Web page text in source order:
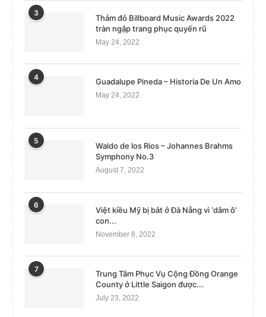
3
Thảm đỏ Billboard Music Awards 2022
tràn ngập trang phục quyến rũ
May 24, 2022
4
Guadalupe Pineda – Historia De Un Amo
May 24, 2022
5
Waldo de los Rios – Johannes Brahms
Symphony No.3
August 7, 2022
6
Việt kiều Mỹ bị bắt ở Đà Nẵng vì ‘dâm ô’
con...
November 8, 2022
7
Trung Tâm Phục Vụ Cộng Đồng Orange
County ở Little Saigon được...
July 23, 2022